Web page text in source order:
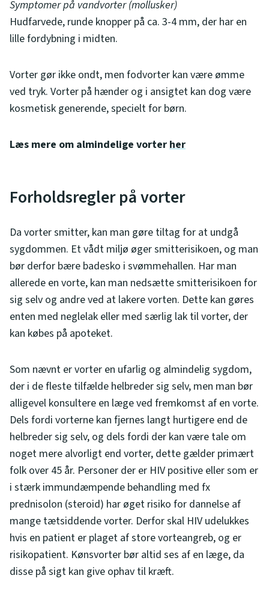
Symptomer på vandvorter (mollusker)
Hudfarvede, runde knopper på ca. 3-4 mm, der har en
lille fordybning i midten.
Vorter gør ikke ondt, men fodvorter kan være ømme
ved tryk. Vorter på hænder og i ansigtet kan dog være
kosmetisk generende, specielt for børn.
Læs mere om almindelige vorter her
Forholdsregler på vorter
Da vorter smitter, kan man gøre tiltag for at undgå
sygdommen. Et vådt miljø øger smitterisikoen, og man
bør derfor bære badesko i svømmehallen. Har man
allerede en vorte, kan man nedsætte smitterisikoen for
sig selv og andre ved at lakere vorten. Dette kan gøres
enten med neglelak eller med særlig lak til vorter, der
kan købes på apoteket.
Som nævnt er vorter en ufarlig og almindelig sygdom,
der i de fleste tilfælde helbreder sig selv, men man bør
alligevel konsultere en læge ved fremkomst af en vorte.
Dels fordi vorterne kan fjernes langt hurtigere end de
helbreder sig selv, og dels fordi der kan være tale om
noget mere alvorligt end vorter, dette gælder primært
folk over 45 år. Personer der er HIV positive eller som er
i stærk immundæmpende behandling med fx
prednisolon (steroid) har øget risiko for dannelse af
mange tætsiddende vorter. Derfor skal HIV udelukkes
hvis en patient er plaget af store vorteangreb, og er
risikopatient. Kønsvorter bør altid ses af en læge, da
disse på sigt kan give ophav til kræft.